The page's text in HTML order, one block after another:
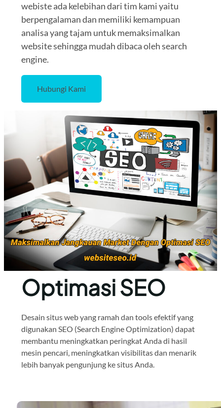
webiste ada kelebihan dari tim kami yaitu
berpengalaman dan memiliki kemampuan
analisa yang tajam untuk memaksimalkan
website sehingga mudah dibaca oleh search
engine.
Hubungi Kami
Optimasi SEO
Desain situs web yang ramah dan tools efektif yang
digunakan SEO (Search Engine Optimization) dapat
membantu meningkatkan peringkat Anda di hasil
mesin pencari, meningkatkan visibilitas dan menarik
lebih banyak pengunjung ke situs Anda.